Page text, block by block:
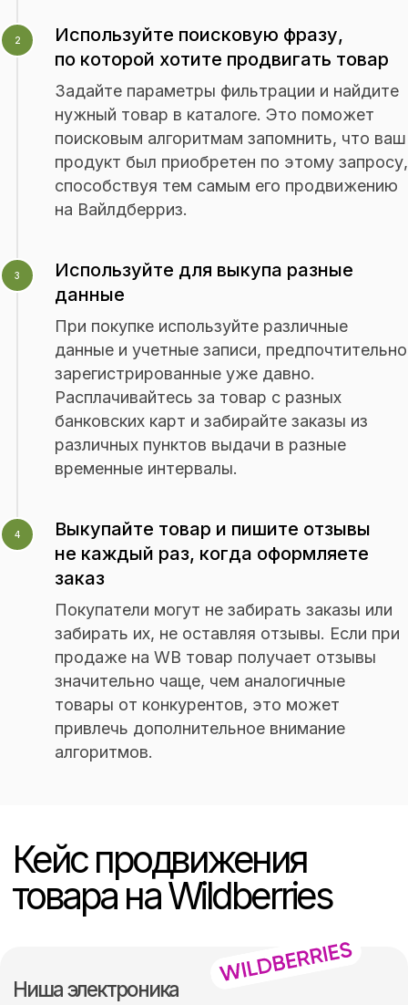
2
Используйте поисковую фразу,
по которой хотите продвигать товар
Задайте параметры фильтрации и найдите
нужный товар в каталоге. Это поможет
поисковым алгоритмам запомнить, что ваш
продукт был приобретен по этому запросу,
способствуя тем самым его продвижению
на Вайлдберриз.
3
Используйте для выкупа разные
данные
При покупке используйте различные
данные и учетные записи, предпочтительно
зарегистрированные уже давно.
Расплачивайтесь за товар с разных
банковских карт и забирайте заказы из
различных пунктов выдачи в разные
временные интервалы.
4
Выкупайте товар и пишите отзывы
не каждый раз, когда оформляете
заказ
Покупатели могут не забирать заказы или
забирать их, не оставляя отзывы. Если при
продаже на WB товар получает отзывы
значительно чаще, чем аналогичные
товары от конкурентов, это может
привлечь дополнительное внимание
алгоритмов.
Работу с отзывами и репутацией
«Оптима Промо» поможет вам
собирать и обрабатывать отзывы
покупателей, что повысит доверие
к вашему интернет-магазину
и улучшит его репутацию.
Обучение и поддержку
Компания предоставит вам всю
необходимую информацию о работе
с Wildberries, а также окажет
поддержку в процессе продвижения
вашего интернет-магазина
и решения возникающих вопросов.
Тарифы
Базовый тариф
Мониторинг позиций
и видимости товаров
Работы по повышению